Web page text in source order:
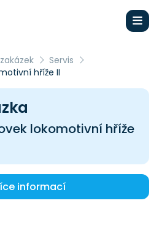
Servis
hříže II
lokomotivní hříže
informací